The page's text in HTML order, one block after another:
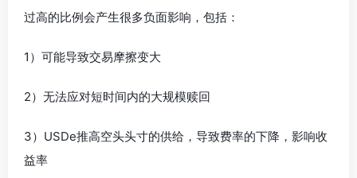
过高的比例会产生很多负面影响，包括：
1）可能导致交易摩擦变大
2）无法应对短时间内的大规模赎回
3）USDe推高空头头寸的供给，导致费率的下降，影响收
益率